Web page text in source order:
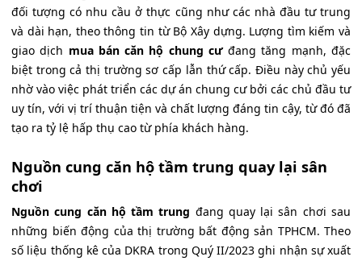
đối tượng có nhu cầu ở thực cũng như các nhà đầu tư trung
và dài hạn, theo thông tin từ Bộ Xây dựng. Lượng tìm kiếm và
giao dịch mua bán căn hộ chung cưđang tăng mạnh, đặc
biệt trong cả thị trường sơ cấp lẫn thứ cấp. Điều này chủ yếu
nhờ vào việc phát triển các dự án chung cư bởi các chủ đầu tư
uy tín, với vị trí thuận tiện và chất lượng đáng tin cậy, từ đó đã
tạo ra tỷ lệ hấp thụ cao từ phía khách hàng.
Nguồn cung căn hộ tầm trung quay lại sân
chơi
Nguồn cung căn hộ tầm trung đang quay lại sân chơi sau
những biến động của thị trường bất động sản TPHCM. Theo
số liệu thống kê của DKRA trong Quý II/2023 ghi nhận sự xuất